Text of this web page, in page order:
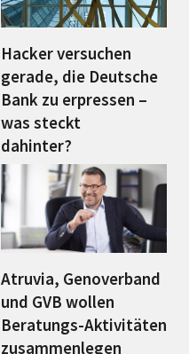
Hacker versuchen
gerade, die Deutsche
Bank zu erpressen –
was steckt
dahinter?
Atruvia, Genoverband
und GVB wollen
Beratungs-Aktivitäten
zusammenlegen